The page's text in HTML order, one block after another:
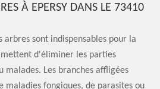
À EPERSY DANS LE 73410
arbres sont indispensables pour la
d'éliminer les parties
malades. Les branches affligées
maladies fongiques, de parasites ou